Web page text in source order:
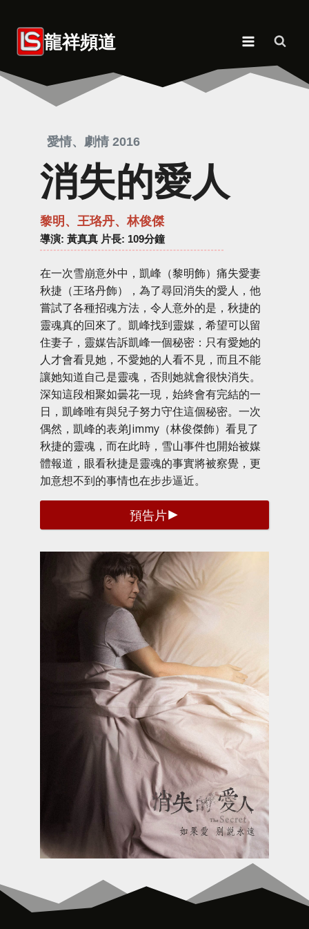
content 龍祥頻道
愛情、劇情 2016
消失的愛人
黎明、王珞丹、林俊傑
導演: 黃真真 片長: 109分鐘
在一次雪崩意外中，凱峰（黎明飾）痛失愛妻
秋捷（王珞丹飾），為了尋回消失的愛人，他
嘗試了各種招魂方法，令人意外的是，秋捷的
靈魂真的回來了。凱峰找到靈媒，希望可以留
住妻子，靈媒告訴凱峰一個秘密：只有愛她的
人才會看見她，不愛她的人看不見，而且不能
讓她知道自己是靈魂，否則她就會很快消失。
深知這段相聚如曇花一現，始終會有完結的一
日，凱峰唯有與兒子努力守住這個秘密。一次
偶然，凱峰的表弟Jimmy（林俊傑飾）看見了
秋捷的靈魂，而在此時，雪山事件也開始被媒
體報道，眼看秋捷是靈魂的事實將被察覺，更
加意想不到的事情也在步步逼近。
預告片